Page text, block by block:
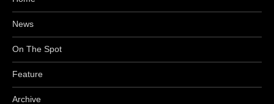
News
On The Spot
Feature
Archive